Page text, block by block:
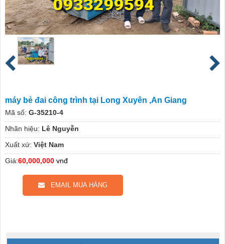
máy bẻ đai công trình tại Long Xuyên ,An Giang
Mã số: G-35210-4
Nhãn hiệu: Lê Nguyễn
Xuất xứ: Việt Nam
Giá:60,000,000 vnđ
EMAIL MUA HÀNG